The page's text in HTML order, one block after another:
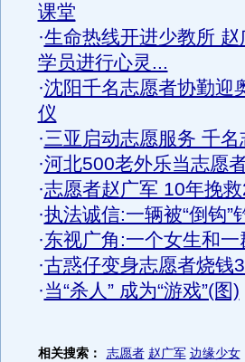
课堂
·生命热线开进少教所
学员进行心灵...
·沈阳千名志愿者协勤迎
仪
·三亚启动志愿服务 千
·河北500老外乐当志愿
·志愿者赵广军 10年挽
·执法诚信:一辆被“倒钩”
·东视广角:一个女生和一
·古惑仔变身志愿者烧钱
·当“杀人” 成为“游戏”(图)
相关搜索： 志愿者 赵广军 边缘少女